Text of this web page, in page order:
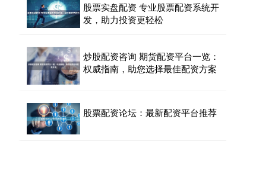
股票实盘配资 专业股票配资系统开
发，助力投资更轻松
炒股配资咨询 期货配资平台一览：
权威指南，助您选择最佳配资方案
股票配资论坛：最新配资平台推荐